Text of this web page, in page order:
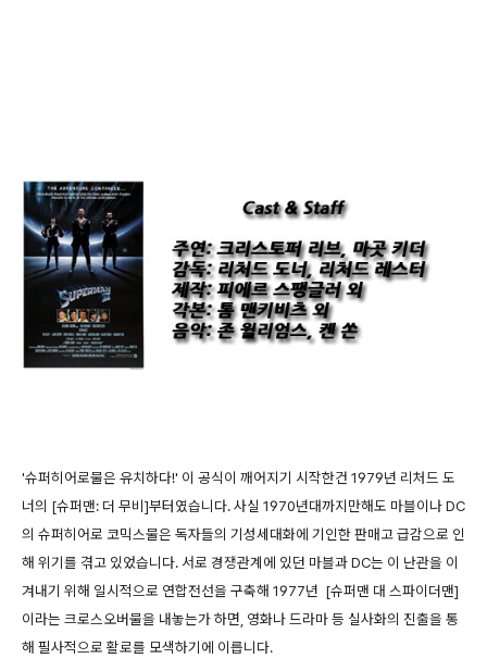
'슈퍼히어로물은 유치하다!' 이 공식이 깨어지기 시작한건 1979년 리처드 도
너의 [슈퍼맨: 더 무비]부터였습니다. 사실 1970년대까지만해도 마블이나 DC
의 슈퍼히어로 코믹스물은 독자들의 기성세대화에 기인한 판매고 급감으로 인
해 위기를 겪고 있었습니다. 서로 경쟁관계에 있던 마블과 DC는 이 난관을 이
겨내기 위해 일시적으로 연합전선을 구축해 1977년 [슈퍼맨 대 스파이더맨]
이라는 크로스오버물을 내놓는가 하면, 영화나 드라마 등 실사화의 진출을 통
해 필사적으로 활로를 모색하기에 이릅니다.